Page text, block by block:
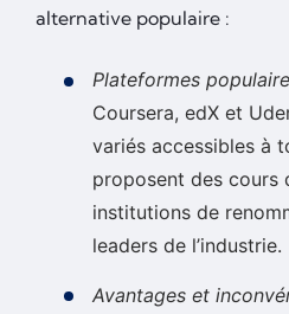
alternative populaire :
Plateformes
Coursera, edX et
variés accessibles à
proposent des cours
institutions de
leaders de l’industrie.
Avantages et